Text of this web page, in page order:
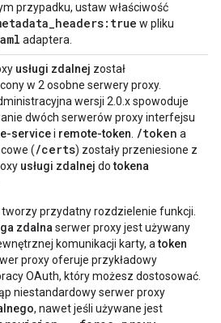
przypadku, ustaw właściwość
w pliku
adaptera.
usługi zdalnej został
w 2 osobne serwery proxy.
wersji 2.0.x spowoduje
dwóch serwerów proxy interfejsu
servicei remote-token /token a
(/certs) zostały przeniesione z
usługi zdalnej dotokena
przydatny rozdzielenie funkcji.
zdalna serwer proxy jest używany
komunikacji karty, atoken
proxy oferuje przykładowy
OAuth, który możesz dostosować.
niestandardowy serwer proxy
, nawet jeśli używane jest